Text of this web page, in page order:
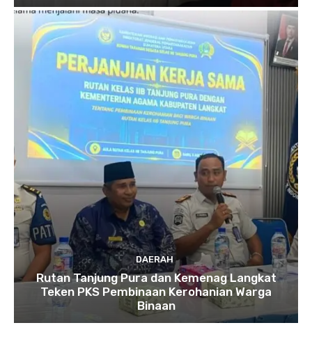
DAERAH
Rutan Tanjung Pura dan Kemenag Langkat
Teken PKS Pembinaan Kerohanian Warga
Binaan